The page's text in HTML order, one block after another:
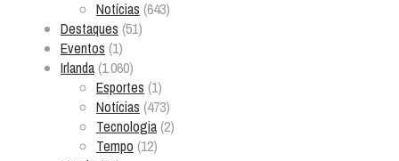
Notícias (643)
Destaques (51)
Eventos (1)
Irlanda(1.060)
Esportes (1)
Notícias (473)
Tecnologia(2)
Tempo (12)